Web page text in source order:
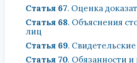
Статья 67. Оценка
Статья 68. Объяснения
лиц
Статья 69.
Статья 70. Обязанности и